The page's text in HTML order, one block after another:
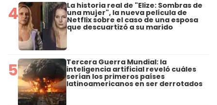
4 La historia real de "Elize: Sombras de
una mujer", la nueva película de
Netflix sobre el caso de una esposa
que descuartizó a su marido
5 Tercera Guerra Mundial: la
inteligencia artificial reveló cuáles
serían los primeros países
latinoamericanos en ser derrotados